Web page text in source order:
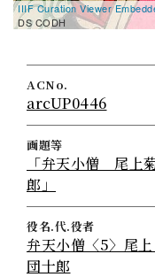
IIIF Curation Viewer
DS CODH
ACNo.
arcUP0446
画題等
「弁天小僧 尾上
郎」
役名.代.役者
弁天小僧〈5〉尾
団十郎